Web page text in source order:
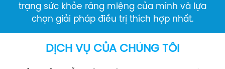
trạng sức khỏe răng miệng của mình và lựa
chọn giải pháp điều trị thích hợp nhất.
DỊCH VỤ CỦA CHÚNG TÔI